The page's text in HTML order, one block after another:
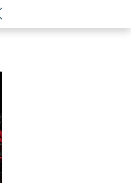
do artykułu Premiera pierwszej